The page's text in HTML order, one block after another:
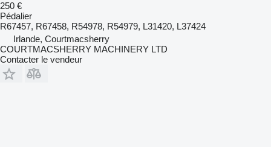
250 €
Pédalier
R67457, R67458, R54978, R54979, L31420, L37424
Irlande, Courtmacsherry
COURTMACSHERRY MACHINERY LTD
Contacter le vendeur